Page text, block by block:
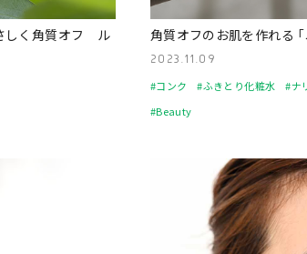
しく角質オフ ル
角質オフのお肌を作れる
2023.11.09
#コンク #ふきとり化粧水 #ナ
#Beauty